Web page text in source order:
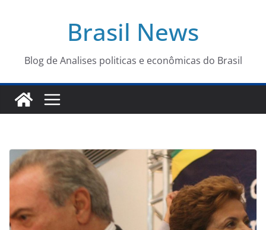
conteúdo
Brasil News
Blog de Analises politicas e econômicas do Brasil